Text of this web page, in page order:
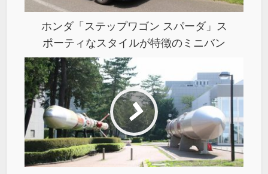
ホンダ「ステップワゴン スパーダ」ス
ポーティなスタイルが特徴のミニバン